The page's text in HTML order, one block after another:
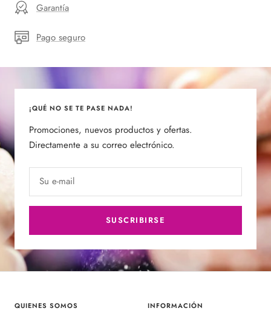
Garantía
Pago seguro
¡QUÉ NO SE TE PASE NADA!
Promociones, nuevos productos y ofertas.
Directamente a su correo electrónico.
Su e-mail
SUSCRIBIRSE
QUIENES SOMOS INFORMACIÓN